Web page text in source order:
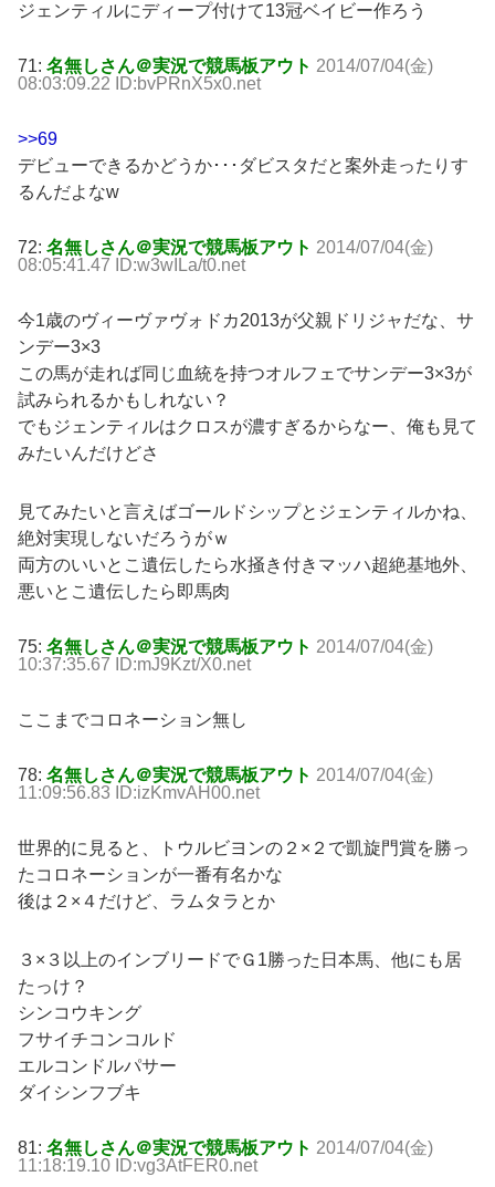
ジェンティルにディープ付けて13冠ベイビー作ろう
71: 名無しさん＠実況で競馬板アウト 2014/07/04(金)
08:03:09.22 ID:bvPRnX5x0.net
>>69
デビューできるかどうか･･･ダビスタだと案外走ったりす
るんだよなw
72: 名無しさん＠実況で競馬板アウト 2014/07/04(金)
08:05:41.47 ID:w3wILa/t0.net
今1歳のヴィーヴァヴォドカ2013が父親ドリジャだな、サ
ンデー3×3
この馬が走れば同じ血統を持つオルフェでサンデー3×3が
試みられるかもしれない？
でもジェンティルはクロスが濃すぎるからなー、俺も見て
みたいんだけどさ
見てみたいと言えばゴールドシップとジェンティルかね、
絶対実現しないだろうがｗ
両方のいいとこ遺伝したら水掻き付きマッハ超絶基地外、
悪いとこ遺伝したら即馬肉
75: 名無しさん＠実況で競馬板アウト 2014/07/04(金)
10:37:35.67 ID:mJ9Kzt/X0.net
ここまでコロネーション無し
78: 名無しさん＠実況で競馬板アウト 2014/07/04(金)
11:09:56.83 ID:izKmvAH00.net
世界的に見ると、トウルビヨンの２×２で凱旋門賞を勝っ
たコロネーションが一番有名かな
後は２×４だけど、ラムタラとか
３×３以上のインブリードでＧ1勝った日本馬、他にも居
たっけ？
シンコウキング
フサイチコンコルド
エルコンドルパサー
ダイシンフブキ
81: 名無しさん＠実況で競馬板アウト 2014/07/04(金)
11:18:19.10 ID:vg3AtFER0.net